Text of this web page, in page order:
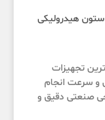
هیدرولیکی
تجهیزات
و سرعت انجام
صنعتی دقیق و